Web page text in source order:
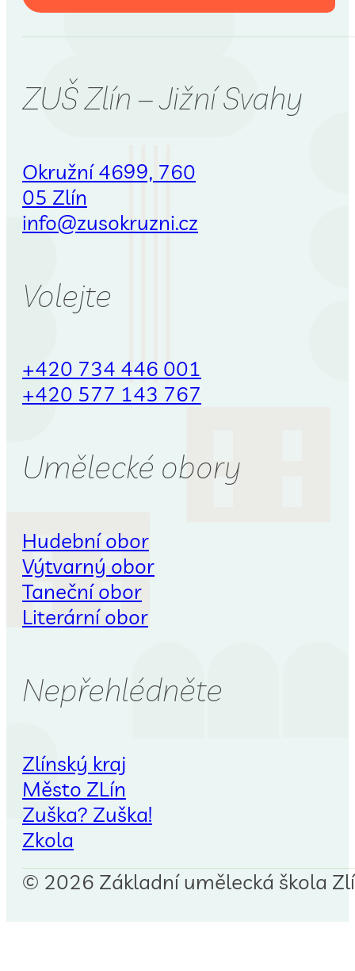
ZUŠ Zlín – Jižní Svahy
Okružní 4699, 760
05 Zlín
info@zusokruzni.cz
Volejte
+420 734 446 001
+420 577 143 767
Umělecké obory
Hudební obor
Výtvarný obor
Taneční obor
Literární obor
Nepřehlédněte
Zlínský kraj
Město ZLín
Zuška? Zuška!
Zkola
© 2026 Základní umělecká škola